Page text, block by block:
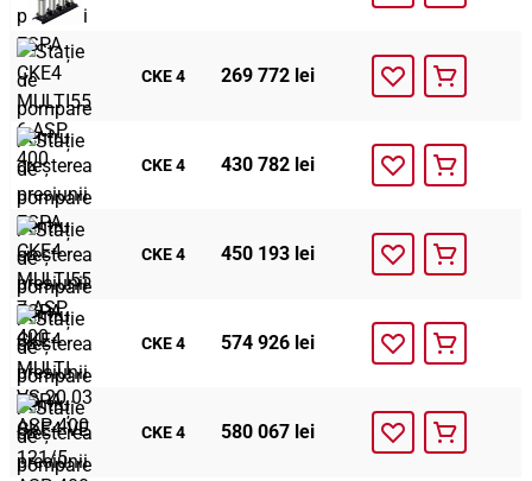
CKE 4 269 772 lei
CKE 4 430 782 lei
CKE 4 450 193 lei
CKE 4 574 926 lei
CKE 4 580 067 lei